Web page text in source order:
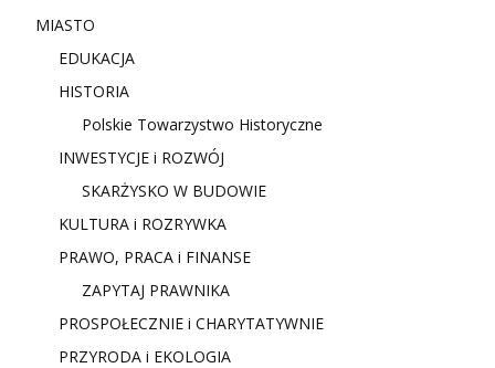
MIASTO
EDUKACJA
HISTORIA
Polskie Towarzystwo Historyczne
INWESTYCJE i ROZWÓJ
SKARŻYSKO W BUDOWIE
KULTURA i ROZRYWKA
PRAWO, PRACA i FINANSE
ZAPYTAJ PRAWNIKA
PROSPOŁECZNIE i CHARYTATYWNIE
PRZYRODA i EKOLOGIA